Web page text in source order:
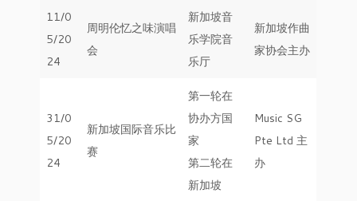
11/0
5/20
24
周明伦忆之味演唱
会
新加坡音
乐学院音
乐厅
新加坡作曲
家协会主办
31/0
5/20
24
新加坡国际音乐比
赛
第一轮在
协办方国
家
第二轮在
新加坡
Music SG
Pte Ltd 主
办